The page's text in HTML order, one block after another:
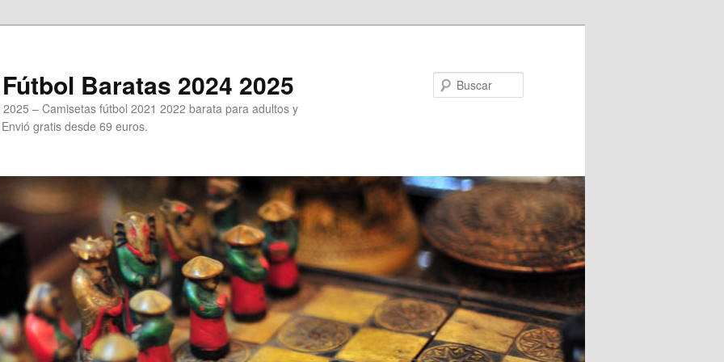
Baratas 2024 2025
– Camisetas fútbol 2021 2022 barata para adultos y
gratis desde 69 euros.